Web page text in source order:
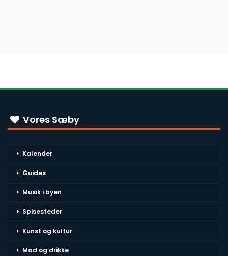
Vores Sæby
Kalender
Guides
Musik i byen
Spisesteder
Kunst og kultur
Mad og drikke